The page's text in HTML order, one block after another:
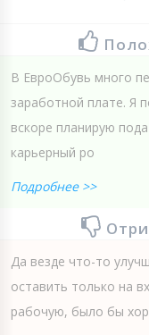
В ЕвроОбувь много
заработной плате. Я
вскоре планирую
карьерный ро
Подробнее >>
Да везде что-то
оставить только на
рабочую, было бы